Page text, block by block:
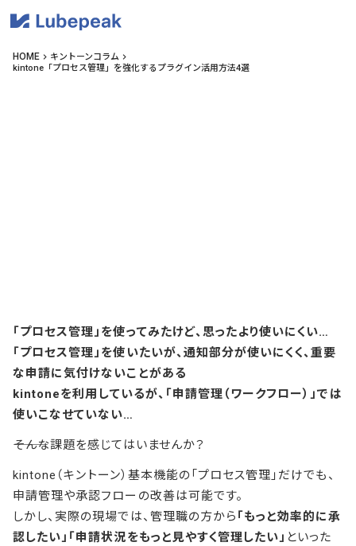
HOME keyboard_arrow_right キントーンコラム keyboard_arrow_right
kintone「プロセス管理」を強化するプラグイン活用方法4選
「プロセス管理」を使ってみたけど、思ったより使いにくい…
「プロセス管理」を使いたいが、通知部分が使いにくく、重要
な申請に気付けないことがある
kintoneを利用しているが、「申請管理（ワークフロー）」では
使いこなせていない…
―――そんな課題を感じてはいませんか？
kintone（キントーン）基本機能の「プロセス管理」だけでも、
申請管理や承認フローの改善は可能です。
しかし、実際の現場では、管理職の方から 「もっと効率的に承
認したい」「申請状況をもっと見やすく管理したい」 といった